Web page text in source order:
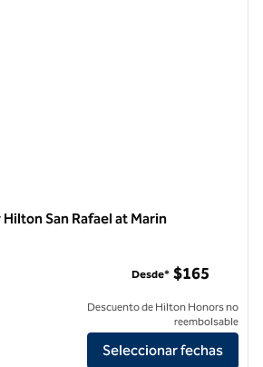
Hilton San Rafael at Marin
Suites by Hilton San Rafael at Marin
Desde* $165
Descuento de Hilton Honors no
reembolsable
Seleccionar fechas